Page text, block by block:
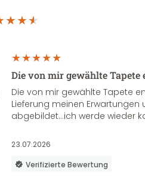
Die von mir gewählte
Die von mir gewählte Tapete
Lieferung meinen Erwartungen
abgebildet...ich werde wieder
23.07.2026
Verifizierte Bewertung